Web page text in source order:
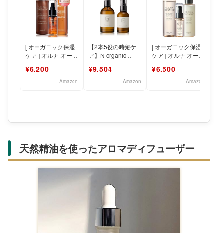
[ オーガニック保湿
ケア ] オルナ オーガ
セット 化粧水 乳
¥6,200
Amazon
【2本5役の時短ケ
ア】N organic
点セット 化粧
¥9,504
Amazon
[ オーガニック保湿
ケア ] オルナ オーガ
セット 化粧水 乳
¥6,500
Amazon
天然精油を使ったアロマディフューザー